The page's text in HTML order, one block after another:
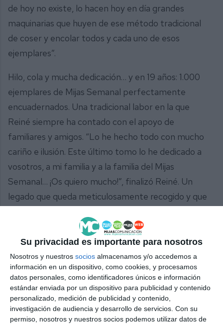
Su privacidad es importante para nosotros
Nosotros y nuestros socios almacenamos y/o accedemos a
información en un dispositivo, como cookies, y procesamos
datos personales, como identificadores únicos e información
estándar enviada por un dispositivo para publicidad y contenido
personalizado, medición de publicidad y contenido,
investigación de audiencia y desarrollo de servicios. Con su
permiso, nosotros y nuestros socios podemos utilizar datos de
de hoy no existe, lo hacen hoy en día grandes
maquinarias que huyen de ese método tradicional
de coser y encolar todos y cada uno de esos
ejemplares”.
Hilo, cola y mucha dedicación… y en 19 años: 1.000
ejemplares de Mijas Semanal perfectamente
encuadernados. Una tradicional labor en la que
Reiné siempre ha contado con el apoyo de
familiares y amigos. “Lo he hecho todo con mucho
cariño e ilusión. Este último tomo lo he dedicado a
vosotros, a mi familia y a la familia del Mijas
Semanal… ¡Os quiero mucho!”, finalizó Reiné. Un
legado que queda meticulosamente recogido y que
Diego, por todas las horas, el trabajo y el cariño que
nos has dedicado.